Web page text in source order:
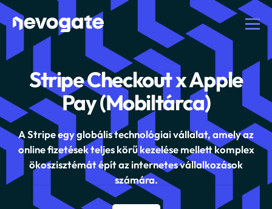
Stripe Checkout x Apple
Pay (Mobiltárca)
A Stripe egy globális technológiai vállalat, amely az
online fizetések teljes körű kezelése mellett komplex
ökoszisztémát épít az internetes vállalkozások
számára.